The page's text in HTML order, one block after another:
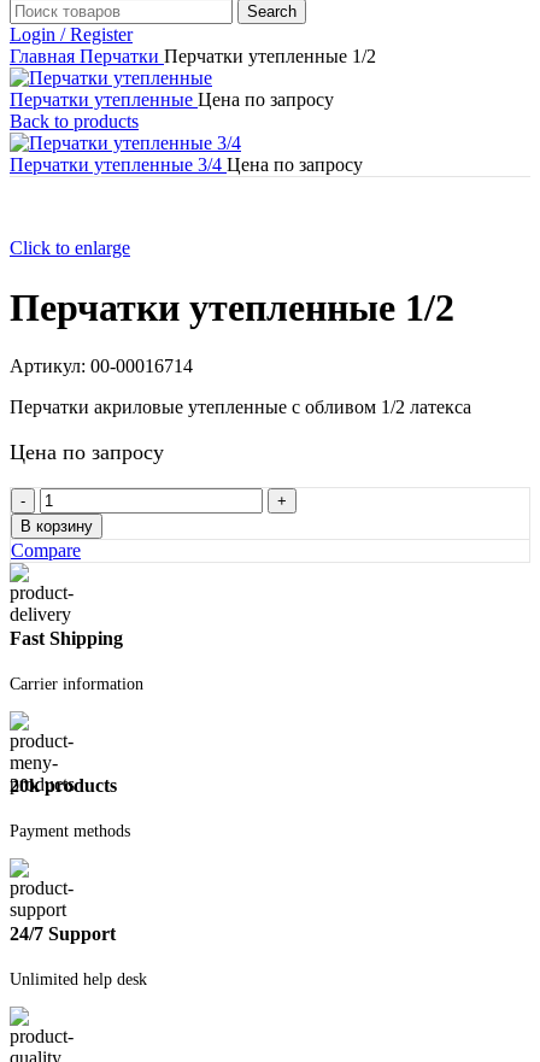
Search
Login / Register
Главная Перчатки Перчатки утепленные 1/2
Перчатки утепленные Цена по запросу
Back to products
Перчатки утепленные 3/4 Цена по запросу
Click to enlarge
Перчатки утепленные 1/2
Артикул: 00-00016714
Перчатки акриловые утепленные с обливом 1/2 латекса
Цена по запросу
Количество
товара
Перчатки
утепленные
1/2
В корзину
Compare
Fast Shipping
Carrier information
20k products
Payment methods
24/7 Support
Unlimited help desk